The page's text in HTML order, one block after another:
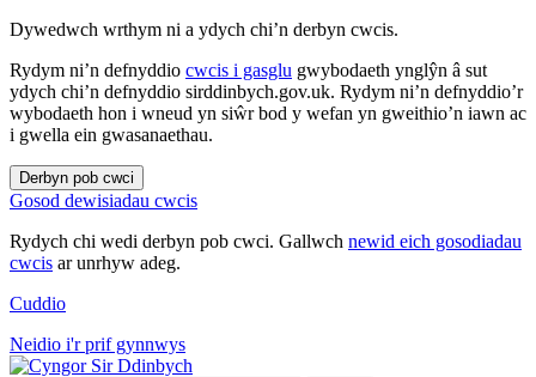
Dywedwch wrthym ni a ydych chi’n derbyn cwcis.
Rydym ni’n defnyddio cwcis i gasglu gwybodaeth ynglŷn â sut
ydych chi’n defnyddio sirddinbych.gov.uk. Rydym ni’n defnyddio’r
wybodaeth hon i wneud yn siŵr bod y wefan yn gweithio’n iawn ac
i gwella ein gwasanaethau.
Derbyn pob cwci
Gosod dewisiadau cwcis
Rydych chi wedi derbyn pob cwci. Gallwch newid eich gosodiadau
cwcis ar unrhyw adeg.
Cuddio
Neidio i'r prif gynnwys